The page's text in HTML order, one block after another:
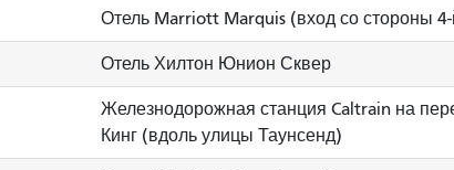
Отель Marriott Marquis (вход со стороны
Отель Хилтон Юнион Сквер
Железнодорожная станция Caltrain на
Кинг (вдоль улицы Таунсенд)